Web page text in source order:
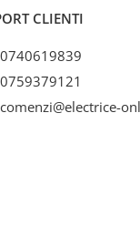
CLIENTI
0740619839
0759379121
comenzi@electrice-